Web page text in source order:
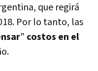
que regirá
Por lo tanto, las
" costos en el